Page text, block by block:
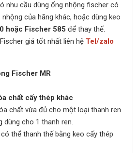
nhu cầu dùng ống nhộng fischer có
của hãng khác, hoặc dùng keo
hoặc Fischer 585 để thay thế.
giá tốt nhất liên hệ Tel/zalo
chất cấy thép khác
chất vừa đủ cho một loại thanh ren
cho 1 thanh ren.
thể thanh thế bằng keo cấy thép